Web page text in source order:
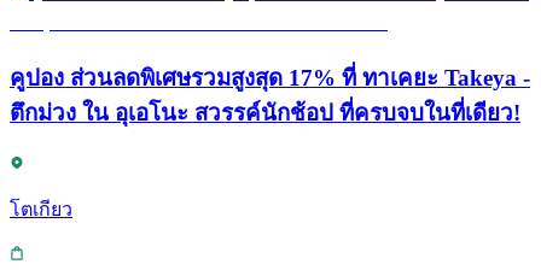
คูปอง ส่วนลดพิเศษรวมสูงสุด 17% ที่ ทาเคยะ Takeya -
ตึกม่วง ใน อุเอโนะ สวรรค์นักช้อป ที่ครบจบในที่เดียว!
โตเกียว